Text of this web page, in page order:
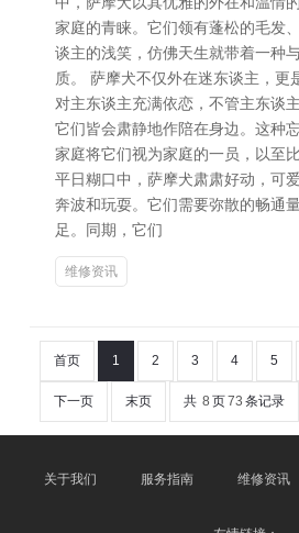
家庭的青睐。它们领有蓬松的毛发
谈主的浅笑，仿佛天生就带着一种
质。 萨摩犬不仅外在迷东谈主，更
对主东谈主充满依恋，不管主东谈
它们皆会肃静地作陪在身边。这种
家庭将它们视为家庭的一员，以至
平日糊口中，萨摩犬肃肃好动，可
奔波和玩耍。它们需要弥散的畅通
足。同期，它们
维修资讯
首页 1 2 3 4 5
下一页 末页 共 8 页73 条记录
关于我们 服务指南 维修资讯